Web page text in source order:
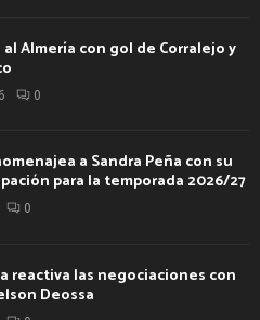
Almería con gol de Corralejo y
0
a Sandra Peña con su
para la temporada 2026/27
0
reactiva las negociaciones con
Deossa